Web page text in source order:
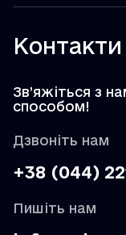
Контакти
Зв’яжіться з
способом!
Дзвоніть нам
+38 (044)
Пишіть нам